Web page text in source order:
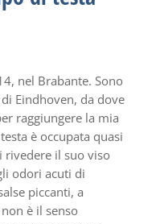
nel Brabante. Sono
Eindhoven, da dove
raggiungere la mia
è occupata quasi
rivedere il suo viso
odori acuti di
piccanti, a
è il senso